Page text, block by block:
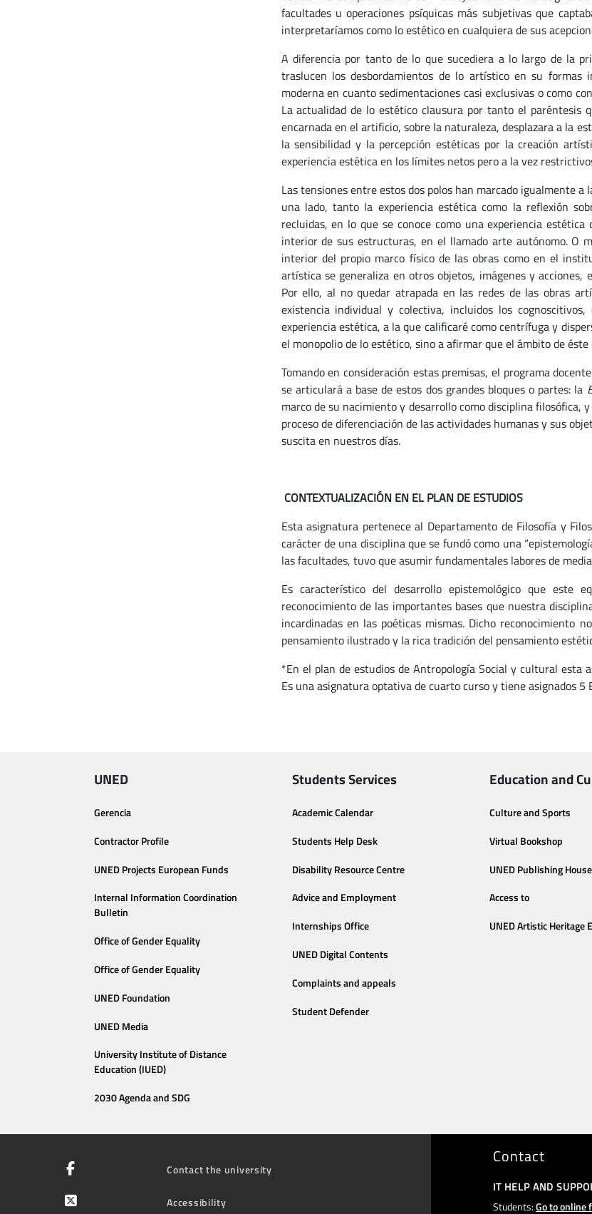
facultades u operaciones psíquicas más subjetivas que
interpretaríamos como lo estético en cualquiera de sus
A diferencia por tanto de lo que sucediera a lo largo de la
traslucen los desbordamientos de lo artístico en su formas
moderna en cuanto sedimentaciones casi exclusivas o como
La actualidad de lo estético clausura por tanto el paréntesis
encarnada en el artificio, sobre la naturaleza, desplazara a la
la sensibilidad y la percepción estéticas por la creación
experiencia estética en los límites netos pero a la vez
Las tensiones entre estos dos polos han marcado igualmente
una lado, tanto la experiencia estética como la reflexión
recluidas, en lo que se conoce como una experiencia
interior de sus estructuras, en el llamado arte autónomo. O
interior del propio marco físico de las obras como en el
artística se generaliza en otros objetos, imágenes y
Por ello, al no quedar atrapada en las redes de las obras
existencia individual y colectiva, incluidos los
experiencia estética, a la que calificaré como centrífuga y
el monopolio de lo estético, sino a afirmar que el ámbito de
Tomando en consideración estas premisas, el programa
se articulará a base de estos dos grandes bloques o partes: la
marco de su nacimiento y desarrollo como disciplina filosófica,
proceso de diferenciación de las actividades humanas y sus
suscita en nuestros días.
CONTEXTUALIZACIÓN EN EL PLAN DE ESTUDIOS
Esta asignatura pertenece al Departamento de Filosofía y
carácter de una disciplina que se fundó como una
las facultades, tuvo que asumir fundamentales labores de
Es característico del desarrollo epistemológico que
reconocimiento de las importantes bases que nuestra
incardinadas en las poéticas mismas. Dicho reconocimiento
pensamiento ilustrado y la rica tradición del pensamiento
*En el plan de estudios de Antropología Social y cultural
Es una asignatura optativa de cuarto curso y tiene asignados 5
UNED
Gerencia
Contractor Profile
UNED Projects European Funds
Internal Information Coordination
Bulletin
Office of Gender Equality
Office of Gender Equality
UNED Foundation
UNED Media
University Institute of Distance
Education (IUED)
2030 Agenda and SDG
Students Services
Academic Calendar
Students Help Desk
Disability Resource Centre
Advice and Employment
Internships Office
UNED Digital Contents
Complaints and appeals
Student Defender
Education and
Culture and Sports
Virtual Bookshop
UNED Publishing House
Access to
UNED Artistic Heritage
Contact the university
Accessibility
Contact
IT HELP AND
Students:Go to online